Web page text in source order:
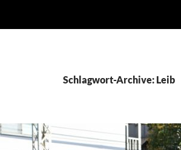
Schlagwort-Archive: Leib